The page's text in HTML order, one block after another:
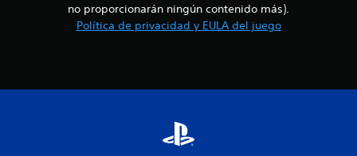
no proporcionarán ningún contenido más).
Política de privacidad y EULA del juego